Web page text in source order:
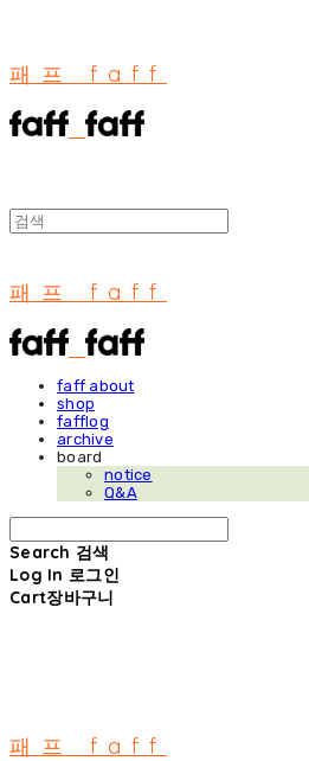
패프 faff
패프 faff
faff about
shop
fafflog
archive
board
notice
Q&A
Search 검색
Log In 로그인
Cart장바구니
패프 faff